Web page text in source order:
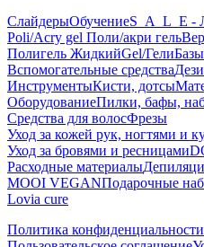
СлайдерыОбучениеS_A_L_E
Poli/Acry gel Поли/акри гель
Полигель ЖидкийGel/ГелиБазы
Вспомогательные средства
ИнструментыКисти, дотсы
ОборудованиеПилки, бафы,
Средства для волосФрезы
Уход за кожей рук, ногтями и
Уход за бровями и ресницами
Расходные материалы
MOOI VEGANПодарочные
Lovia cure
Политика